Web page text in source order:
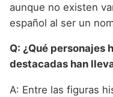
aunque no existen
español al ser un
Q: ¿Qué
destacadas han
A: Entre las figuras